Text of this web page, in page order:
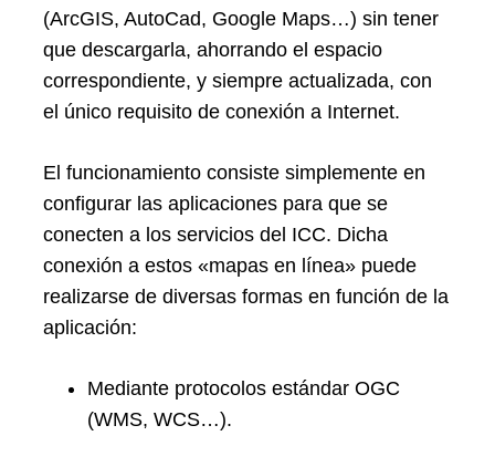
(ArcGIS, AutoCad, Google Maps…) sin tener
que descargarla, ahorrando el espacio
correspondiente, y siempre actualizada, con
el único requisito de conexión a Internet.
El funcionamiento consiste simplemente en
configurar las aplicaciones para que se
conecten a los servicios del ICC. Dicha
conexión a estos «mapas en línea» puede
realizarse de diversas formas en función de la
aplicación:
Mediante protocolos estándar OGC
(WMS, WCS…).